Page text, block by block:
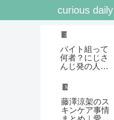
curious daily
エンタメ
バイト組って
何者？にじさ
んじ発の人気
をわかりやす
く解説
Mrs. GREEN APPLE
藤澤涼架のス
キンケア事情